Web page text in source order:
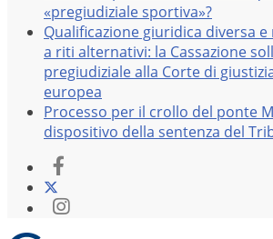
«pregiudiziale sportiva»?
Qualificazione giuridica diversa
a riti alternativi: la Cassazione
pregiudiziale alla Corte di
europea
Processo per il crollo del ponte
dispositivo della sentenza del